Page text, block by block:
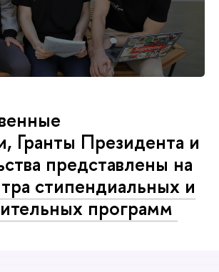
Гранты Президента и
представлены на
стипендиальных и
программ